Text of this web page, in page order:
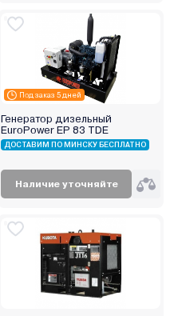
Под заказ 5 дней
Генератор дизельный
EuroPower EP 83 TDE
ДОСТАВИМ ПО МИНСКУ БЕСПЛАТНО
Наличие уточняйте